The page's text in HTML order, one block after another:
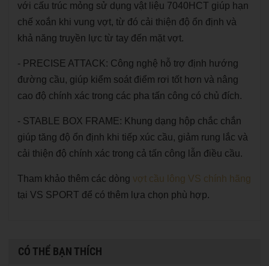
với cấu trúc mỏng sử dụng vật liệu 7040HCT giúp hạn
chế xoắn khi vung vợt, từ đó cải thiện độ ổn định và
khả năng truyền lực từ tay đến mặt vợt.
- PRECISE ATTACK: Công nghệ hỗ trợ định hướng
đường cầu, giúp kiểm soát điểm rơi tốt hơn và nâng
cao độ chính xác trong các pha tấn công có chủ đích.
- STABLE BOX FRAME: Khung dạng hộp chắc chắn
giúp tăng độ ổn định khi tiếp xúc cầu, giảm rung lắc và
cải thiện độ chính xác trong cả tấn công lẫn điều cầu.
Tham khảo thêm các dòng vợt cầu lông VS chính hãng
tại VS SPORT để có thêm lựa chọn phù hợp.
CÓ THỂ BẠN THÍCH